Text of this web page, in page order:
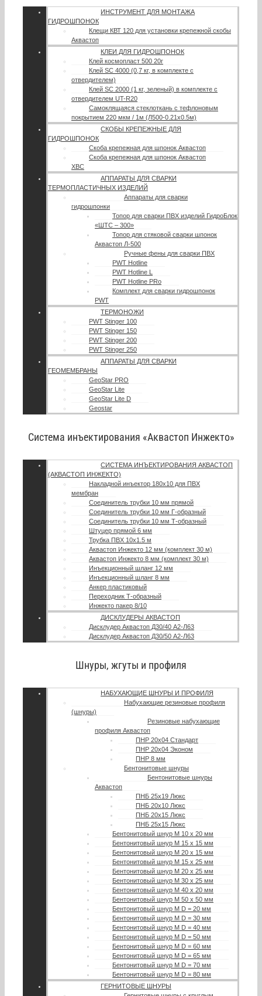
ИНСТРУМЕНТ ДЛЯ МОНТАЖА
ГИДРОШПОНОК
Клещи КВТ 120 для установки крепежной скобы
Аквастоп
КЛЕИ ДЛЯ ГИДРОШПОНОК
Клей космопласт 500 20г
Клей SC 4000 (0,7 кг, в комплекте с
отвердителем)
Клей SC 2000 (1 кг, зеленый) в комплекте с
отвердителем UT-R20
Самоклящаяся стеклоткань с тефлоновым
покрытием 220 мкм / 1м (Л500-0.21х0.5м)
СКОБЫ КРЕПЕЖНЫЕ ДЛЯ
ГИДРОШПОНОК
Скоба крепежная для шпонок Аквастоп
Скоба крепежная для шпонок Аквастоп
ХВС
АППАРАТЫ ДЛЯ СВАРКИ
ТЕРМОПЛАСТИЧНЫХ ИЗДЕЛИЙ
Аппараты для сварки
гидрошпонки
Топор для сварки ПВХ изделий ГидроБлок
«ШТС – 300»
Топор для стяковой сварки шпонок
Аквастоп Л-500
Ручные фены для сварки ПВХ
PWT Hotline
PWT Hotline L
PWT Hotline PRo
Комплект для сварки гидрошпонок
PWT
ТЕРМОНОЖИ
PWT Stinger 100
PWT Stinger 150
PWT Stinger 200
PWT Stinger 250
АППАРАТЫ ДЛЯ СВАРКИ
ГЕОМЕМБРАНЫ
GeoStar PRO
GeoStar Lite
GeoStar Lite D
Geostar
Система инъектирования «Аквастоп Инжекто»
СИСТЕМА ИНЪЕКТИРОВАНИЯ АКВАСТОП
(АКВАСТОП ИНЖЕКТО)
Накладной инъектор 180х10 для ПВХ
мембран
Соединитель трубки 10 мм прямой
Соединитель трубки 10 мм Г-образный
Соединитель трубки 10 мм Т-образный
Штуцер прямой 6 мм
Трубка ПВХ 10х1.5 м
Аквастоп Инжекто 12 мм (комплект 30 м)
Аквастоп Инжекто 8 мм (комплект 30 м)
Инъекционный шланг 12 мм
Инъекционный шланг 8 мм
Анкер пластиковый
Переходник Т-образный
Инжекто пакер 8/10
ДИСКЛУДЕРЫ АКВАСТОП
Дисклудер Аквастоп Д30/40 А2-Л63
Дисклудер Аквастоп Д30/50 А2-Л63
Шнуры, жгуты и профиля
НАБУХАЮЩИЕ ШНУРЫ И ПРОФИЛЯ
Набухающие резиновые профиля
(шнуры)
Резиновые набухающие
профиля Аквастоп
ПНР 20х04 Стандарт
ПНР 20х04 Эконом
ПНР 8 мм
Бентонитовые шнуры
Бентонитовые шнуры
Аквастоп
ПНБ 25х19 Люкс
ПНБ 20х10 Люкс
ПНБ 20х15 Люкс
ПНБ 25х15 Люкс
Бентонитовый шнур М 10 х 20 мм
Бентонитовый шнур М 15 х 15 мм
Бентонитовый шнур М 20 х 15 мм
Бентонитовый шнур М 15 х 25 мм
Бентонитовый шнур М 20 х 25 мм
Бентонитовый шнур М 30 х 25 мм
Бентонитовый шнур М 40 х 20 мм
Бентонитовый шнур М 50 х 50 мм
Бентонитовый шнур М D = 20 мм
Бентонитовый шнур М D = 30 мм
Бентонитовый шнур М D = 40 мм
Бентонитовый шнур М D = 50 мм
Бентонитовый шнур М D = 60 мм
Бентонитовый шнур М D = 65 мм
Бентонитовый шнур М D = 70 мм
Бентонитовый шнур М D = 80 мм
ГЕРНИТОВЫЕ ШНУРЫ